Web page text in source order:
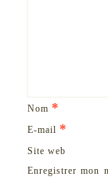
Nom *
E-mail *
Site web
Enregistrer mon